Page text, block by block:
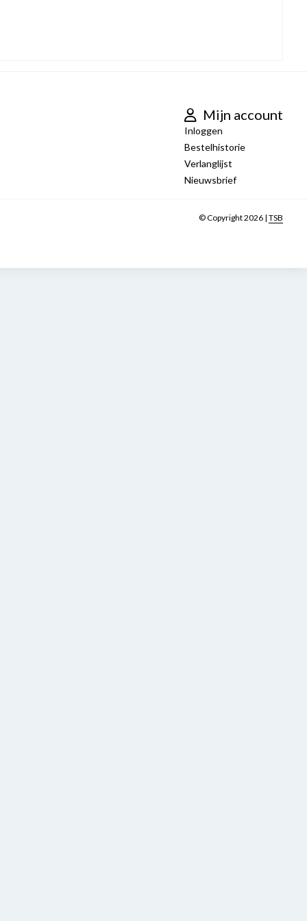
Mijn account
Inloggen
Bestelhistorie
Verlanglijst
Nieuwsbrief
© Copyright 2026 | TSB